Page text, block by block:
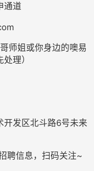
通道
师姐或你身边的噢易
理）
开发区北斗路6号未来
聘信息，扫码关注~